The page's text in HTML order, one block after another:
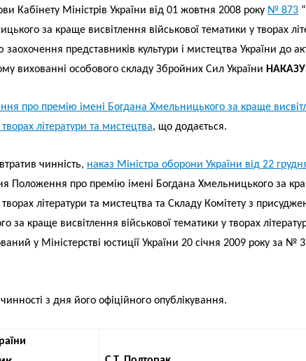
Кабінету Міністрів України від 01 жовтня 2008 року № 873
за краще висвітлення військової тематики у творах
представників культури і мистецтва України до
вихованні особового складу Збройних Сил України
про премію імені Богдана Хмельницького за краще
літератури та мистецтва, що додається.
чинність, наказ Міністра оборони України від 22
Положення про премію імені Богдана Хмельницького за
літератури та мистецтва та Складу Комітету з
за краще висвітлення військової тематики у творах
у Міністерстві юстиції України 20 січня 2009 року за №
з дня його офіційного опублікування.